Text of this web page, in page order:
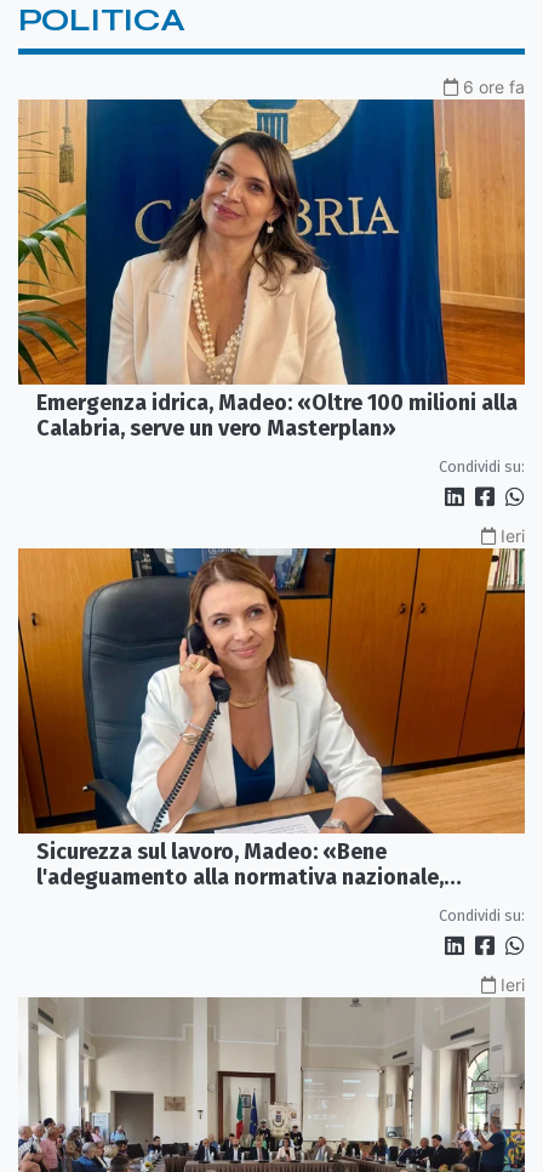
POLITICA
6 ore fa
Emergenza idrica, Madeo: «Oltre 100 milioni alla
Calabria, serve un vero Masterplan»
Condividi su:
Ieri
Sicurezza sul lavoro, Madeo: «Bene
l'adeguamento alla normativa nazionale,
Condividi su:
Ieri